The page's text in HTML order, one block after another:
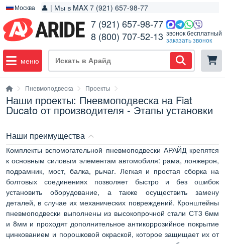
Москва 👤 | Мы в MAX 7 (921) 657-98-77
7 (921) 657-98-77
8 (800) 707-52-13 звонок бесплатный
заказать звонок
меню
Пневмоподвеска Проекты
Наши проекты: Пневмоподвеска на Fiat
Ducato от производителя - Этапы установки
Наши преимущества
Комплекты вспомогательной пневмоподвески АРАЙД крепятся
к основным силовым элементам автомобиля: рама, лонжерон,
подрамник, мост, балка, рычаг. Легкая и простая сборка на
болтовых соединениях позволяет быстро и без ошибок
установить оборудование, а также осуществить замену
деталей, в случае их механических повреждений. Кронштейны
пневмоподвески выполнены из высокопрочной стали СТ3 6мм
и 8мм и проходят дополнительное антикоррозийное покрытие
цинкованием и порошковой окраской, которое защищает их от